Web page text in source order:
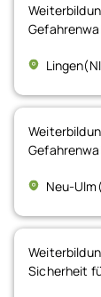
Neu-
Sicherheit